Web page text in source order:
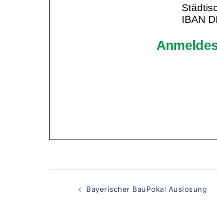
Bayerischer BauPokal Auslosung